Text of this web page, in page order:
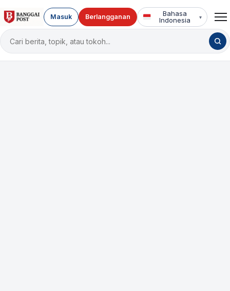
Cari
berita
Masuk Berlangganan
Bahasa
Indonesia
▾